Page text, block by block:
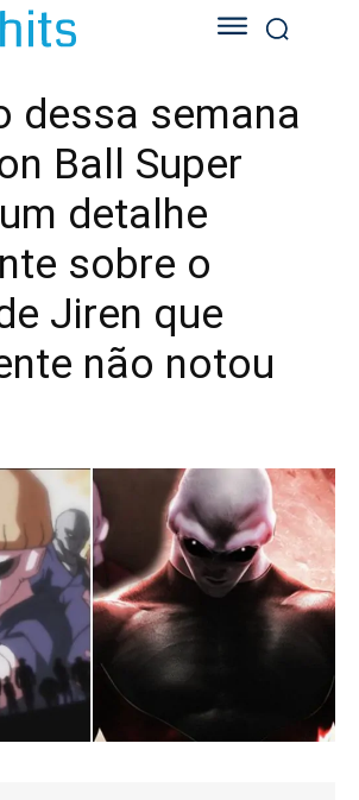
dessa semana
Ball Super
detalhe
sobre o
Jiren que
não notou